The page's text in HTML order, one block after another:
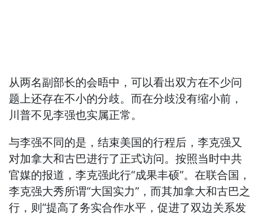
从两名副部长的会晤中，可以看出双方在不少问
题上还存在不小的分歧。而在分歧没有缩小前，
川普不见李强也实属正常。
与李强不同的是，结束美国的行程后，李克强又
对加拿大和古巴进行了正式访问。按照当时中共
官媒的报道，李克强此行“成果丰硕”。在联合国，
李克强大秀所谓“大国实力”，而其加拿大和古巴之
行，则“提高了务实合作水平，促进了双边关系发